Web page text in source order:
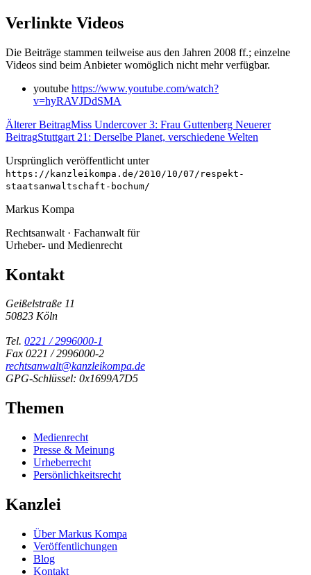
Verlinkte Videos
Die Beiträge stammen teilweise aus den Jahren 2008 ff.; einzelne
Videos sind beim Anbieter womöglich nicht mehr verfügbar.
youtube https://www.youtube.com/watch?
v=hyRAVJDdSMA
Älterer BeitragMiss Undercover 3: Frau Guttenberg Neuerer
BeitragStuttgart 21: Derselbe Planet, verschiedene Welten
Ursprünglich veröffentlicht unter
https://kanzleikompa.de/2010/10/07/respekt-
staatsanwaltschaft-bochum/
Markus Kompa
Rechtsanwalt · Fachanwalt für
Urheber- und Medienrecht
Kontakt
Geißelstraße 11
50823 Köln
Tel. 0221 / 2996000-1
Fax 0221 / 2996000-2
rechtsanwalt@kanzleikompa.de
GPG-Schlüssel: 0x1699A7D5
Themen
Medienrecht
Presse & Meinung
Urheberrecht
Persönlichkeitsrecht
Kanzlei
Über Markus Kompa
Veröffentlichungen
Blog
Kontakt